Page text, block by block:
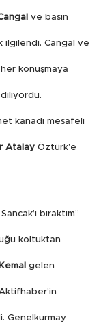
ve basın
Cangal ve
konuşmaya
kanadı mesafeli
Atalay Öztürk’e
bıraktım”
koltuktan
gelen
Genelkurmay